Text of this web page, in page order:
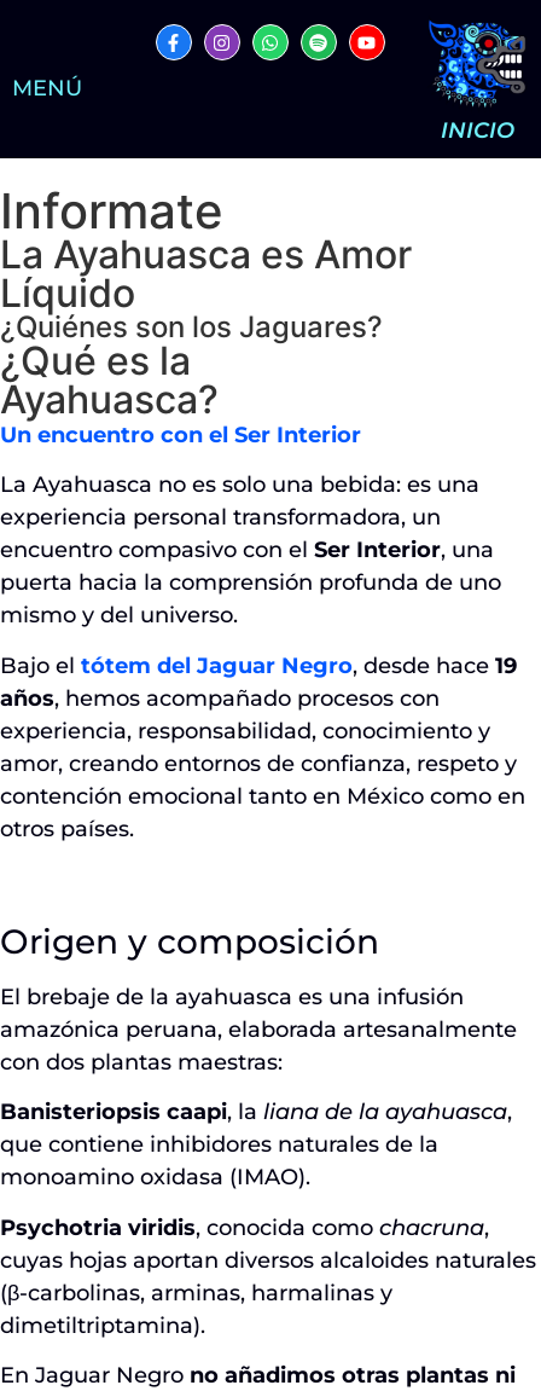
MENÚ
INICIO
Informate
La Ayahuasca es Amor
Líquido
¿Quiénes son los Jaguares?
¿Qué es la
Ayahuasca?
Un encuentro con el Ser Interior
La Ayahuasca no es solo una bebida: es una
experiencia personal transformadora, un
encuentro compasivo con el Ser Interior, una
puerta hacia la comprensión profunda de uno
mismo y del universo.
Bajo el tótem del Jaguar Negro, desde hace 19
años, hemos acompañado procesos con
experiencia, responsabilidad, conocimiento y
amor, creando entornos de confianza, respeto y
contención emocional tanto en México como en
otros países.
Origen y composición
El brebaje de la ayahuasca es una infusión
amazónica peruana, elaborada artesanalmente
con dos plantas maestras:
Banisteriopsis caapi, la liana de la ayahuasca,
que contiene inhibidores naturales de la
monoamino oxidasa (IMAO).
Psychotria viridis, conocida como chacruna,
cuyas hojas aportan diversos alcaloides naturales
(β-carbolinas, arminas, harmalinas y
dimetiltriptamina).
En Jaguar Negro no añadimos otras plantas ni